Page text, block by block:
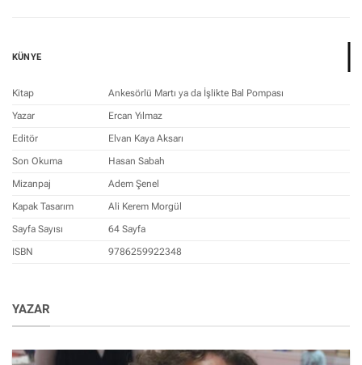
KÜNYE
Kitap
Ankesörlü Martı ya da İşlikte Bal Pompası
Yazar
Ercan Yılmaz
Editör
Elvan Kaya Aksarı
Son Okuma
Hasan Sabah
Mizanpaj
Adem Şenel
Kapak Tasarım
Ali Kerem Morgül
Sayfa Sayısı
64 Sayfa
ISBN
9786259922348
YAZAR